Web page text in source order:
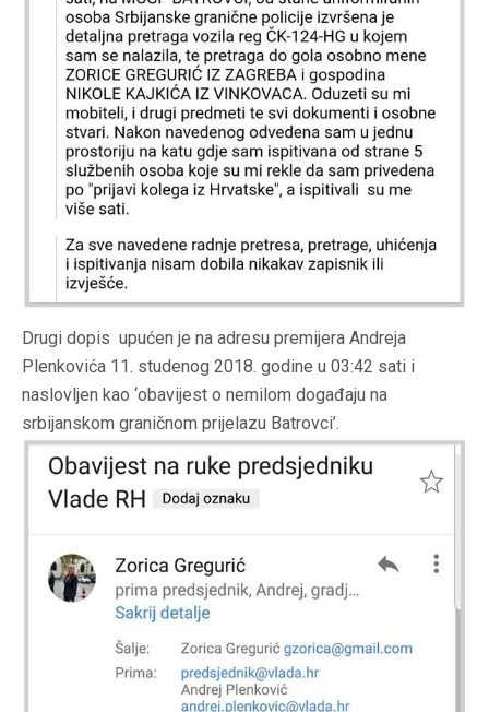
Drugi dopis upućen je na adresu premijera Andreja
Plenkovića 11. studenog 2018. godine u 03:42 sati i
naslovljen kao ‘obavijest o nemilom događaju na
srbijanskom graničnom prijelazu Batrovci’.